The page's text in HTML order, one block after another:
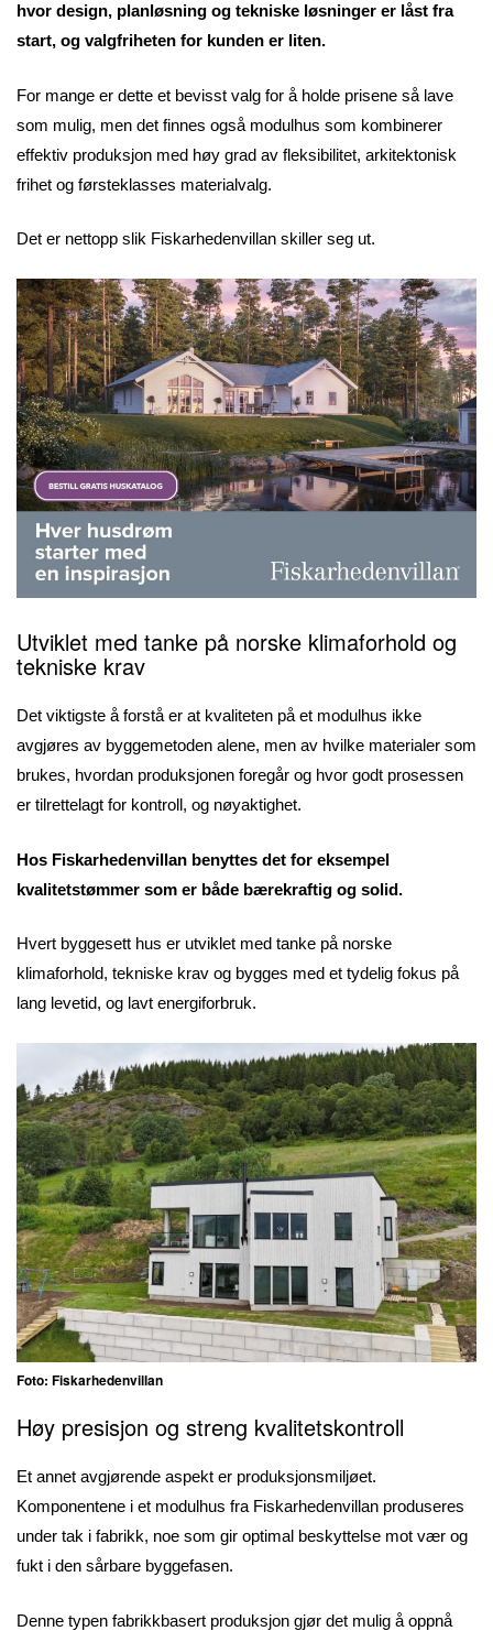
hvor design, planløsning og tekniske løsninger er låst fra
start, og valgfriheten for kunden er liten.
For mange er dette et bevisst valg for å holde prisene så lave
som mulig, men det finnes også modulhus som kombinerer
effektiv produksjon med høy grad av fleksibilitet, arkitektonisk
frihet og førsteklasses materialvalg.
Det er nettopp slik Fiskarhedenvillan skiller seg ut.
Utviklet med tanke på norske klimaforhold og
tekniske krav
Det viktigste å forstå er at kvaliteten på et modulhus ikke
avgjøres av byggemetoden alene, men av hvilke materialer som
brukes, hvordan produksjonen foregår og hvor godt prosessen
er tilrettelagt for kontroll, og nøyaktighet.
Hos Fiskarhedenvillan benyttes det for eksempel
kvalitetstømmer som er både bærekraftig og solid.
Hvert byggesett hus er utviklet med tanke på norske
klimaforhold, tekniske krav og bygges med et tydelig fokus på
lang levetid, og lavt energiforbruk.
Foto: Fiskarhedenvillan
Høy presisjon og streng kvalitetskontroll
Et annet avgjørende aspekt er produksjonsmiljøet.
Komponentene i et modulhus fra Fiskarhedenvillan produseres
under tak i fabrikk, noe som gir optimal beskyttelse mot vær og
fukt i den sårbare byggefasen.
Denne typen fabrikkbasert produksjon gjør det mulig å oppnå